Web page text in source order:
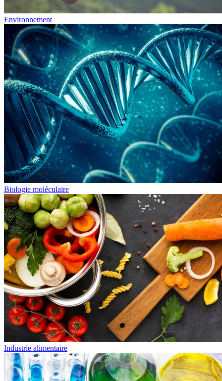
Environnement
Biologie moléculaire
Industrie alimentaire